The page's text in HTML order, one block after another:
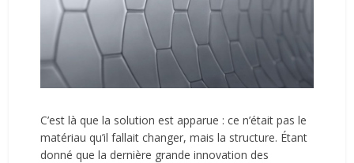
C’est là que la solution est apparue : ce n’était pas le
matériau qu’il fallait changer, mais la structure. Étant
donné que la dernière grande innovation des